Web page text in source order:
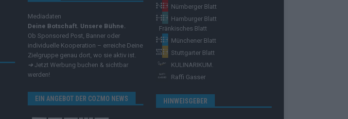
Mediadaten
Deine Botschaft. Unsere Bühne.
Ob Sponsored Post, Banner oder
individuelle Kooperation – erreiche Deine
Zielgruppe genau dort, wo sie aktiv ist.
➔ Jetzt Werbung buchen & sichtbar
werden!
EIN ANGEBOT DER COZMO NEWS
Nürnberger Blatt
Hamburger Blatt
Fränkisches Blatt
Münchener Blatt
Stuttgarter Blatt
KULINARIKUM.
Raffi Gasser
HINWEISGEBER